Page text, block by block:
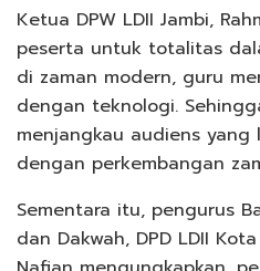
Ketua DPW LDII Jambi,
peserta untuk totalitas
di zaman modern, guru
dengan teknologi.
menjangkau audiens yang
dengan perkembangan
Sementara itu, pengurus
dan Dakwah, DPD LDII